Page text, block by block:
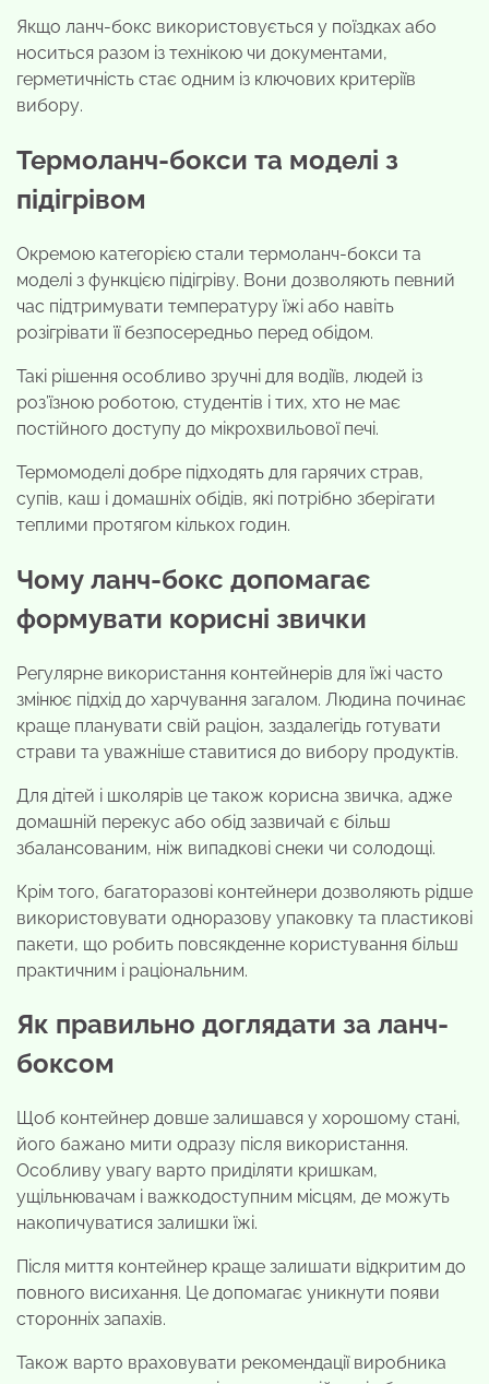
Якщо ланч-бокс використовується у поїздках або
носиться разом із технікою чи документами,
герметичність стає одним із ключових критеріїв
вибору.
Термоланч-бокси та моделі з
підігрівом
Окремою категорією стали термоланч-бокси та
моделі з функцією підігріву. Вони дозволяють певний
час підтримувати температуру їжі або навіть
розігрівати її безпосередньо перед обідом.
Такі рішення особливо зручні для водіїв, людей із
роз’їзною роботою, студентів і тих, хто не має
постійного доступу до мікрохвильової печі.
Термомоделі добре підходять для гарячих страв,
супів, каш і домашніх обідів, які потрібно зберігати
теплими протягом кількох годин.
Чому ланч-бокс допомагає
формувати корисні звички
Регулярне використання контейнерів для їжі часто
змінює підхід до харчування загалом. Людина починає
краще планувати свій раціон, заздалегідь готувати
страви та уважніше ставитися до вибору продуктів.
Для дітей і школярів це також корисна звичка, адже
домашній перекус або обід зазвичай є більш
збалансованим, ніж випадкові снеки чи солодощі.
Крім того, багаторазові контейнери дозволяють рідше
використовувати одноразову упаковку та пластикові
пакети, що робить повсякденне користування більш
практичним і раціональним.
Як правильно доглядати за ланч-
боксом
Щоб контейнер довше залишався у хорошому стані,
його бажано мити одразу після використання.
Особливу увагу варто приділяти кришкам,
ущільнювачам і важкодоступним місцям, де можуть
накопичуватися залишки їжі.
Після миття контейнер краще залишати відкритим до
повного висихання. Це допомагає уникнути появи
сторонніх запахів.
Також варто враховувати рекомендації виробника